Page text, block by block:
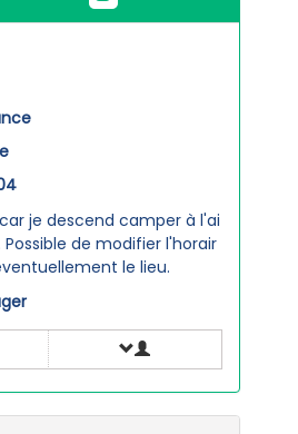
je descend camper à l'ai
de modifier l'horair
le lieu.